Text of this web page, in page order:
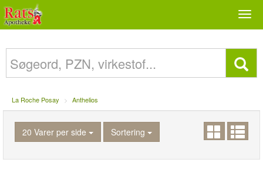
La Roche Posay Anthelios
20 Varer per side Sortering